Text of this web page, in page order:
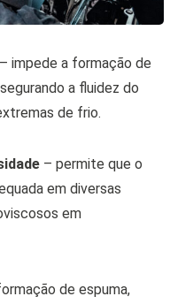
– impede a formação de
a fluidez do
de frio.
– permite que o
em diversas
em
de espuma,